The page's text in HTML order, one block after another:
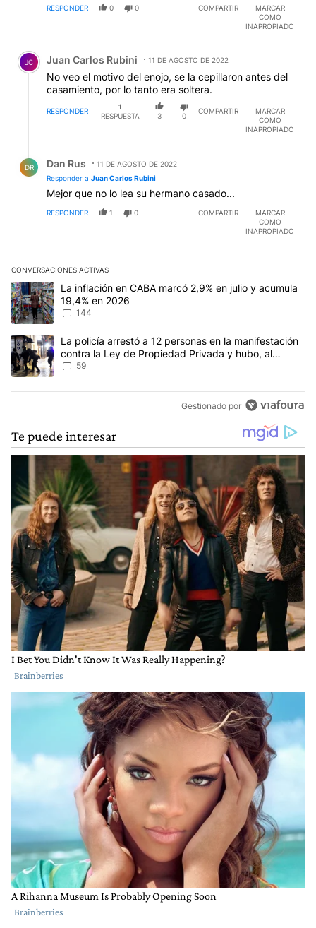
RESPONDER 0 0 COMPARTIR
MARCAR
COMO
INAPROPIADO
Comentario de Juan Carlos Rubini.
JC Juan Carlos Rubini 11 DE AGOSTO DE 2022
No veo el motivo del enojo, se la cepillaron antes del
casamiento, por lo tanto era soltera.
RESPONDER
1
RESPUESTA
3 0
COMPARTIR
MARCAR
COMO
INAPROPIADO
DR Dan Rus
11 DE AGOSTO DE 2022
Responder a Juan Carlos Rubini
Mejor que no lo lea su hermano casado...
RESPONDER 1 0 COMPARTIR
MARCAR
COMO
INAPROPIADO
CONVERSACIONES ACTIVAS
Este listado muestra los artículos con más comentarios en los
Un artículo de tendencia con el título "La inflación en CABA
La inflación en CABA marcó 2,9% en julio y acumula
19,4% en 2026
144
Un artículo de tendencia con el título "La policía arrestó a 12
La policía arrestó a 12 personas en la manifestación
contra la Ley de Propiedad Privada y hubo, al
menos, 3 agentes heridos
59
Gestionado por